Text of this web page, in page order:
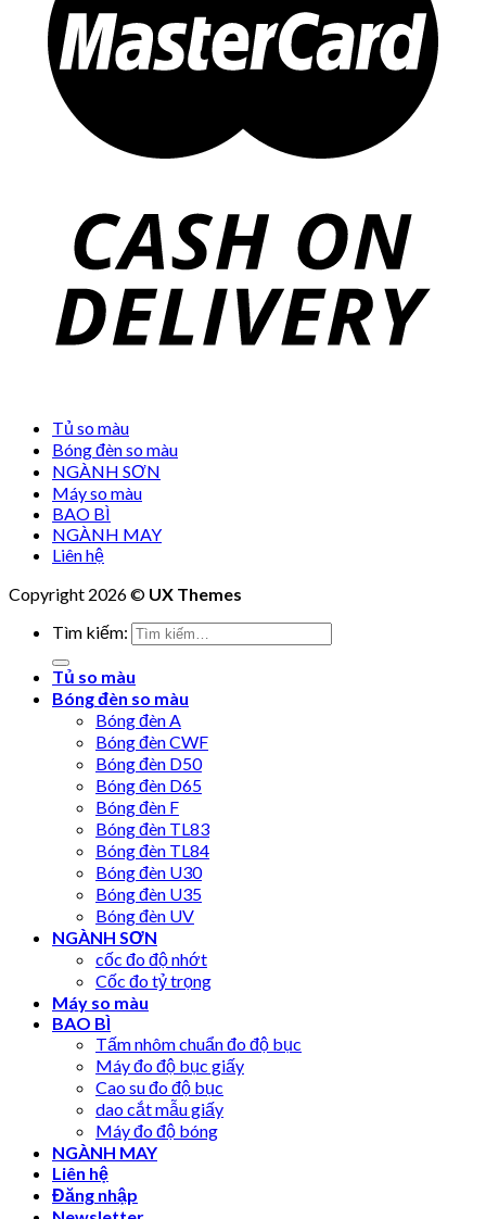
Tủ so màu
Bóng đèn so màu
NGÀNH SƠN
Máy so màu
BAO BÌ
NGÀNH MAY
Liên hệ
Copyright 2026 © UX Themes
Tìm kiếm:
Tủ so màu
Bóng đèn so màu
Bóng đèn A
Bóng đèn CWF
Bóng đèn D50
Bóng đèn D65
Bóng đèn F
Bóng đèn TL83
Bóng đèn TL84
Bóng đèn U30
Bóng đèn U35
Bóng đèn UV
NGÀNH SƠN
cốc đo độ nhớt
Cốc đo tỷ trọng
Máy so màu
BAO BÌ
Tấm nhôm chuẩn đo độ bục
Máy đo độ bục giấy
Cao su đo độ bục
dao cắt mẫu giấy
Máy đo độ bóng
NGÀNH MAY
Liên hệ
Đăng nhập